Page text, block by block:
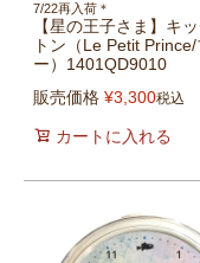
7/22再入荷＊
【星の王子さま】キ
トン（Le Petit
ー）1401QD9010
販売価格 ¥3,300税込
カートに入れる